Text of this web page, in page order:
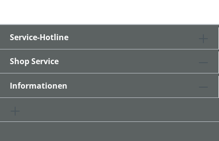
Service-Hotline
Shop Service
Informationen